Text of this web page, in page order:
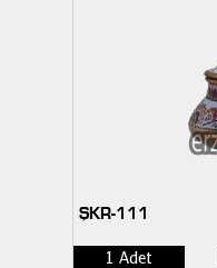
ŞKR-111
1 Adet